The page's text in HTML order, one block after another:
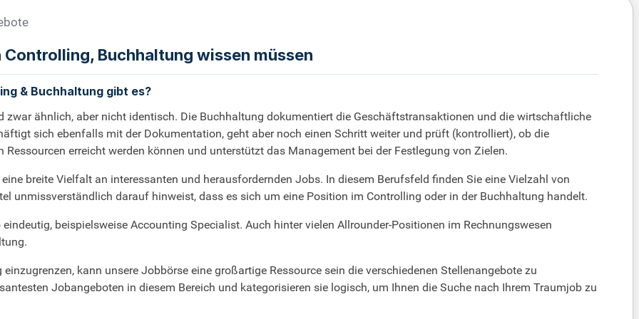
Buchhaltung wissen müssen
& Buchhaltung gibt es?
ähnlich, aber nicht identisch. Die Buchhaltung dokumentiert die Geschäftstransaktionen und die wirtschaftliche
sich ebenfalls mit der Dokumentation, geht aber noch einen Schritt weiter und prüft (kontrolliert), ob die
erreicht werden können und unterstützt das Management bei der Festlegung von Zielen.
breite Vielfalt an interessanten und herausfordernden Jobs. In diesem Berufsfeld finden Sie eine Vielzahl von
unmissverständlich darauf hinweist, dass es sich um eine Position im Controlling oder in der Buchhaltung handelt.
beispielsweise Accounting Specialist. Auch hinter vielen Allrounder-Positionen im Rechnungswesen
kann unsere Jobbörse eine großartige Ressource sein die verschiedenen Stellenangebote zu
Jobangeboten in diesem Bereich und kategorisieren sie logisch, um Ihnen die Suche nach Ihrem Traumjob zu